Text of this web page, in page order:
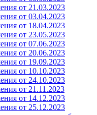
от 21.03.2023
от 03.04.2023
от 18.04.2023
от 23.05.2023
от 07.06.2023
от 20.06.2023
от 19.09.2023
от 10.10.2023
от 24.10.2023
от 21.11.2023
от 14.12.2023
от 25.12.2023